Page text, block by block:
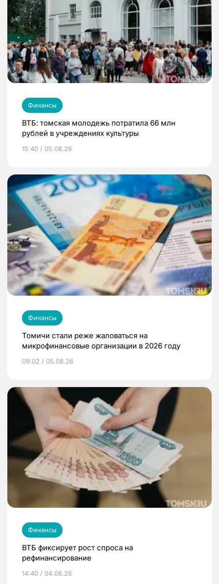
Финансы
ВТБ: томская молодежь потратила 66 млн
рублей в учреждениях культуры
15:40 / 05.08.26
Финансы
Томичи стали реже жаловаться на
микрофинансовые организации в 2026 году
09:02 / 05.08.26
Финансы
ВТБ фиксирует рост спроса на
рефинансирование
14:40 / 04.08.26